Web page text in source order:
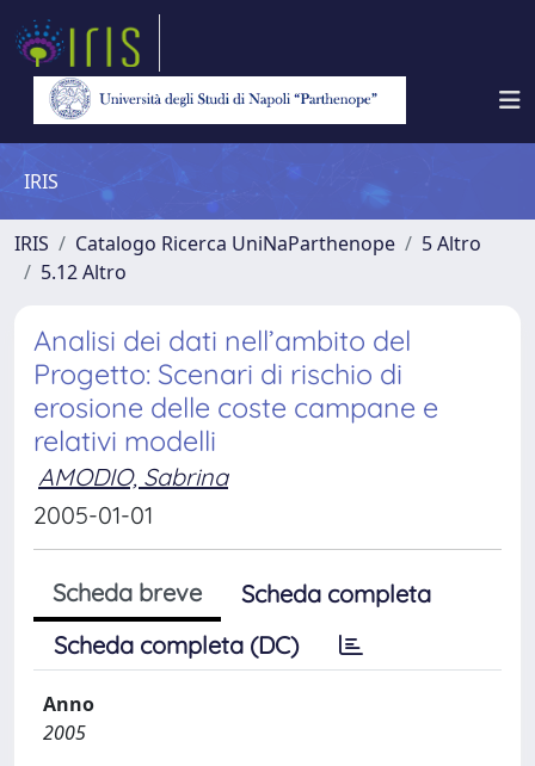
IRIS
IRIS Catalogo Ricerca UniNaParthenope
5 Altro
5.12 Altro
Analisi dei dati nell’ambito del
Progetto: Scenari di rischio di
erosione delle coste campane e
relativi modelli
AMODIO, Sabrina
2005-01-01
Scheda breve
Scheda completa
Scheda completa (DC)
Anno
2005